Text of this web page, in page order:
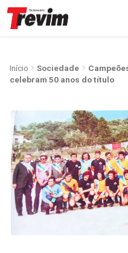
Início Sociedade
celebram 50 anos do título